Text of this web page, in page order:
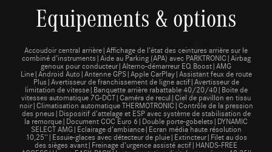
Equipements & options
Accoudoir central arrière|Affichage de l’état des ceintures arrière sur le
combiné d’instruments|Aide au Parking (APA) avec PARKTRONIC|Airbag
genoux pour conducteur|Alterno-démarreur EQ Boost|AMG
Line|Android Auto|Antenne GPS|Apple CarPlay|Assistant feux de route
Plus|Avertisseur de franchissement de ligne actif|Avertisseur de
limitation de vitesse|Banquette arrière rabattable 40/20/40|Boite de
vitesses automatique 7G-DCT|Caméra de recul|Ciel de pavillon en tissu
noir|Climatisation automatique THERMOTRONIC|Contrôle de la pression
des pneus|Dispositif d'attelage et ESP avec système de stabilisation de
la remorque|Document COC Euro 6|Double porte-gobelets|DYNAMIC
SELECT AMG|Eclairage d'ambiance|Ecran média haute résolution
10,25''|Essuie-glaces avec détecteur de pluie|Extincteur|Filet au dos
des sièges avant|Freinage d’urgence assisté actif|HANDS-FREE